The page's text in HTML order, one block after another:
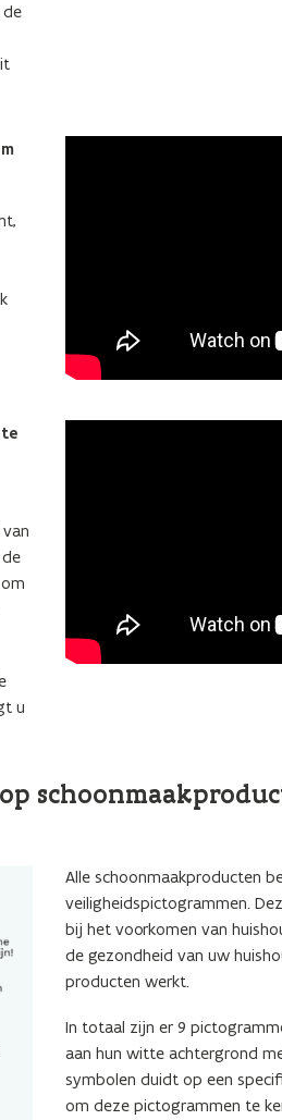
u
Alle schoonmaakproducten
veiligheidspictogrammen.
bij het voorkomen van
de gezondheid van uw
producten werkt.
In totaal zijn er 9
aan hun witte achtergrond
symbolen duidt op een
om deze pictogrammen te